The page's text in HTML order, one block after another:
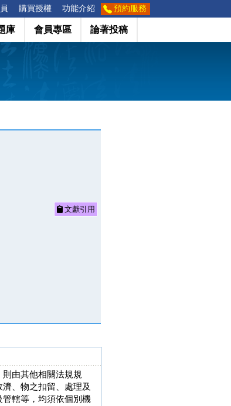
購買授權 功能介紹 預約服務
庫 會員專區 論著投稿
文獻引用
由其他相關法規規
、物之扣留、處理及
轄等，均須依個別機